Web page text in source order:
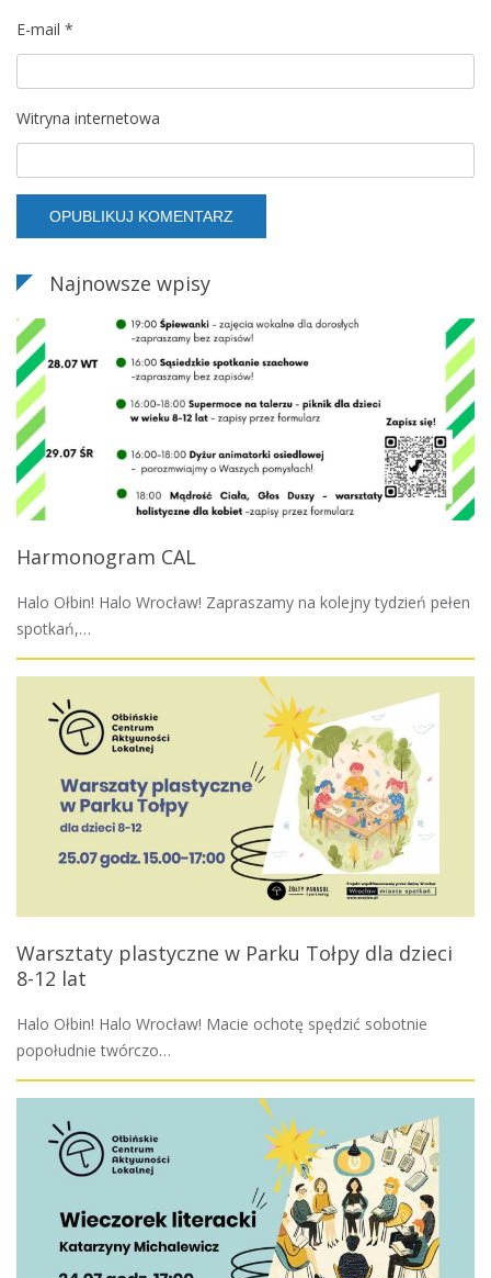
E-mail *
Witryna internetowa
Najnowsze wpisy
Harmonogram CAL
Halo Ołbin! Halo Wrocław! Zapraszamy na kolejny tydzień pełen
spotkań,…
Warsztaty plastyczne w Parku Tołpy dla dzieci
8-12 lat
Halo Ołbin! Halo Wrocław! Macie ochotę spędzić sobotnie
popołudnie twórczo…